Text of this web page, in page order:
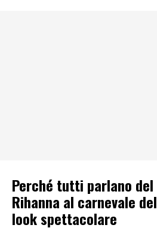
Perché tutti parlano
Rihanna al carnevale
look spettacolare